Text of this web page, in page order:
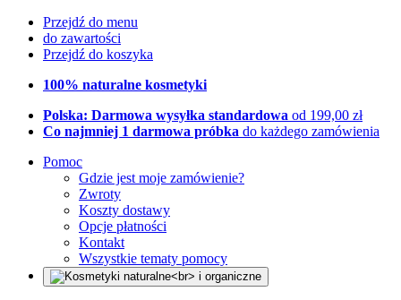
Przejdź do menu
do zawartości
Przejdź do koszyka
100% naturalne kosmetyki
Polska: Darmowa wysyłka standardowa od 199,00 zł
Co najmniej 1 darmowa próbka do każdego zamówienia
Pomoc
Gdzie jest moje zamówienie?
Zwroty
Koszty dostawy
Opcje płatności
Kontakt
Wszystkie tematy pomocy